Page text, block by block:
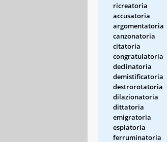
ricreatoria
accusatoria
argomentatoria
canzonatoria
citatoria
congratulatoria
declinatoria
demistificatoria
destrorotatoria
dilazionatoria
dittatoria
emigratoria
espiatoria
ferruminatoria